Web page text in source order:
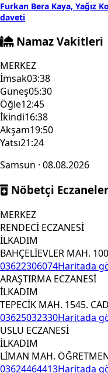
Furkan Bera Kaya, Yağız
daveti
Namaz Vakitleri
MERKEZ
İmsak03:38
Güneş05:30
Öğle12:45
İkindi16:38
Akşam19:50
Yatsı21:24
Samsun · 08.08.2026
Nöbetçi Eczaneler
MERKEZ
RENDECİ ECZANESİ
İLKADIM
BAHÇELİEVLER MAH.
03622306074Haritada
ARAŞTIRMA ECZANESİ
İLKADIM
TEPECİK MAH. 1545.
03625032330Haritada
USLU ECZANESİ
İLKADIM
LİMAN MAH.
03624464413Haritada